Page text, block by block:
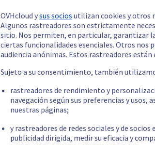
OVHcloud ysus socios utilizan cookies y otros
Algunos rastreadores son estrictamente
sitio. Nos permiten, en particular, garantizar
ciertas funcionalidades esenciales. Otros nos
audiencia anónimas. Estos rastreadores
Sujeto a su consentimiento, también
rastreadores de rendimiento y
navegación según sus preferencias y usos,
nuestras páginas;
y rastreadores de redes sociales y de
publicidad dirigida, medir su eficacia y